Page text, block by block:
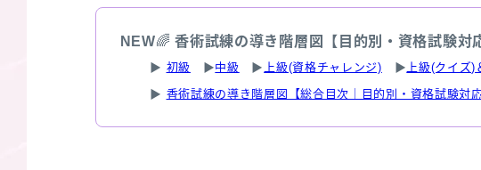
NEW🌈香術試練の導き階層図【目的別・資格試験対
▶ 初級 ▶中級 ▶ 上級(資格チャレンジ) ▶ 上級(クイズ)
▶ 香術試練の導き階層図【総合目次｜目的別・資格試験対